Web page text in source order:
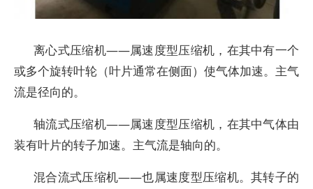
离心式压缩机——属速度型压缩机，在其中有一个
或多个旋转叶轮（叶片通常在侧面）使气体加速。主气
流是径向的。
轴流式压缩机——属速度型压缩机，在其中气体由
装有叶片的转子加速。主气流是轴向的。
混合流式压缩机——也属速度型压缩机。其转子的